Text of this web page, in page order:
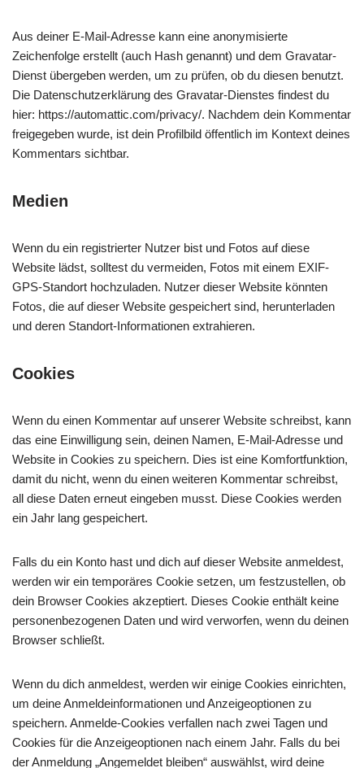
Aus deiner E-Mail-Adresse kann eine anonymisierte
Zeichenfolge erstellt (auch Hash genannt) und dem Gravatar-
Dienst übergeben werden, um zu prüfen, ob du diesen benutzt.
Die Datenschutzerklärung des Gravatar-Dienstes findest du
hier: https://automattic.com/privacy/. Nachdem dein Kommentar
freigegeben wurde, ist dein Profilbild öffentlich im Kontext deines
Kommentars sichtbar.
Medien
Wenn du ein registrierter Nutzer bist und Fotos auf diese
Website lädst, solltest du vermeiden, Fotos mit einem EXIF-
GPS-Standort hochzuladen. Nutzer dieser Website könnten
Fotos, die auf dieser Website gespeichert sind, herunterladen
und deren Standort-Informationen extrahieren.
Cookies
Wenn du einen Kommentar auf unserer Website schreibst, kann
das eine Einwilligung sein, deinen Namen, E-Mail-Adresse und
Website in Cookies zu speichern. Dies ist eine Komfortfunktion,
damit du nicht, wenn du einen weiteren Kommentar schreibst,
all diese Daten erneut eingeben musst. Diese Cookies werden
ein Jahr lang gespeichert.
Falls du ein Konto hast und dich auf dieser Website anmeldest,
werden wir ein temporäres Cookie setzen, um festzustellen, ob
dein Browser Cookies akzeptiert. Dieses Cookie enthält keine
personenbezogenen Daten und wird verworfen, wenn du deinen
Browser schließt.
Wenn du dich anmeldest, werden wir einige Cookies einrichten,
um deine Anmeldeinformationen und Anzeigeoptionen zu
speichern. Anmelde-Cookies verfallen nach zwei Tagen und
Cookies für die Anzeigeoptionen nach einem Jahr. Falls du bei
der Anmeldung „Angemeldet bleiben“ auswählst, wird deine